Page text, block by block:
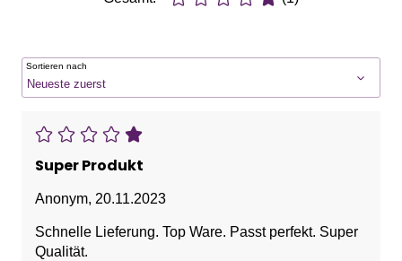
Sortieren nach
Super Produkt
Anonym, 20.11.2023
Schnelle Lieferung. Top Ware. Passt perfekt. Super
Qualität.